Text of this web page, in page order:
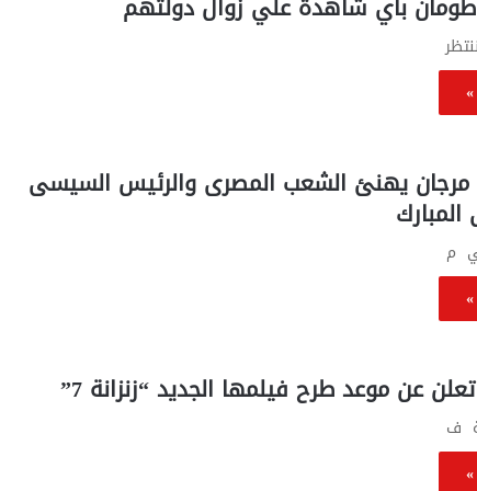
مرجان يهنئ الشعب المصرى والرئيس السيسى
م
عن موعد طرح فيلمها الجديد “زنزانة 7”
ف
علي
جنيها
..
تحرك
تحرك برلماني عاجل ومطالب لرئيس الوزراء